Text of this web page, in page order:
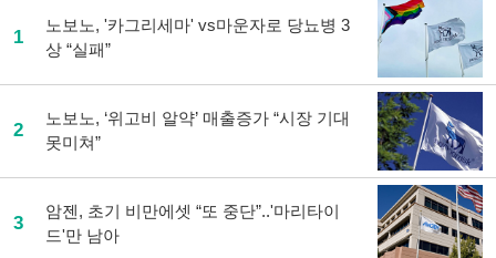
1
노보노, '카그리세마' vs마운자로 당뇨병 3
상 “실패”
2
노보노, ‘위고비 알약’ 매출증가 “시장 기대
못미쳐”
3
암젠, 초기 비만에셋 “또 중단”..'마리타이
드'만 남아